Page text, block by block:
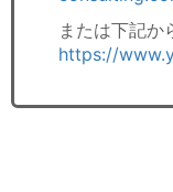
または下記か
https://